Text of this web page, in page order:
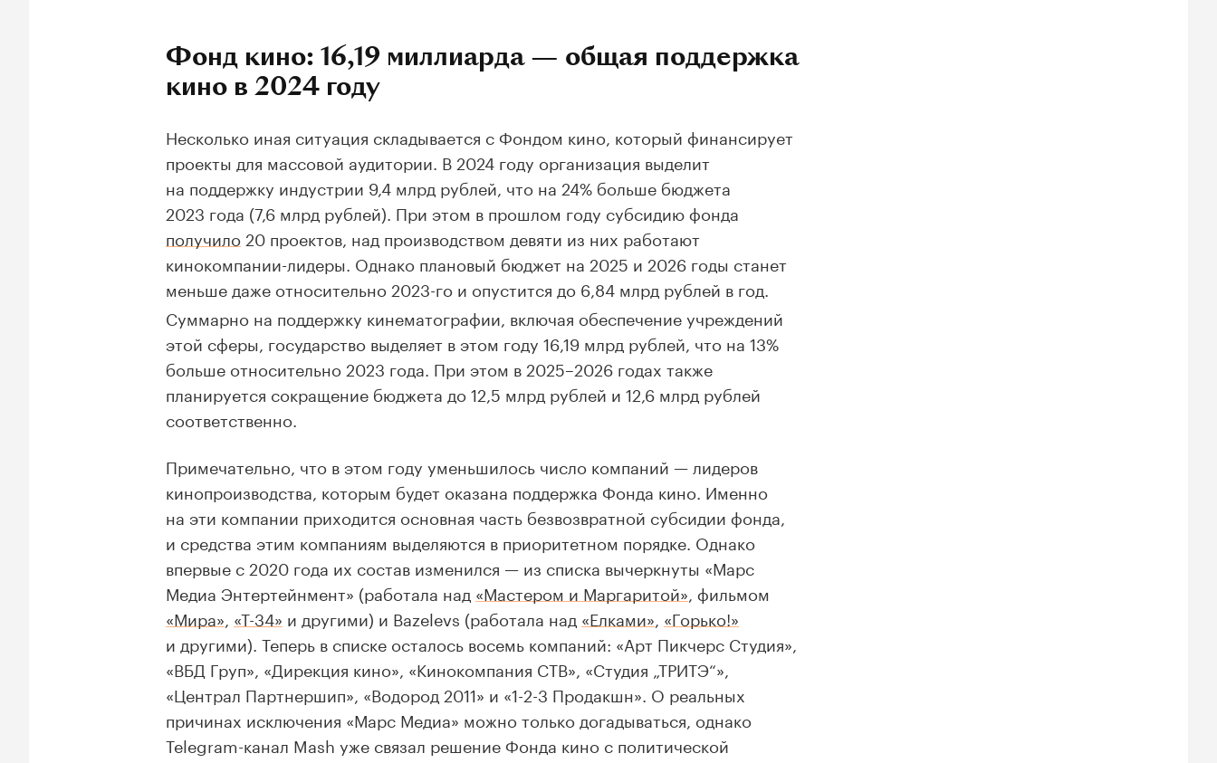
Фонд кино: 16,19 миллиарда — общая поддержка
кино в 2024 году
Несколько иная ситуация складывается с Фондом кино, который финансирует
проекты для массовой аудитории. В 2024 году организация выделит
на поддержку индустрии 9,4 млрд рублей, что на 24% больше бюджета
2023 года (7,6 млрд рублей). При этом в прошлом году субсидию фонда
получило 20 проектов, над производством девяти из них работают
кинокомпании-лидеры. Однако плановый бюджет на 2025 и 2026 годы станет
меньше даже относительно 2023-го и опустится до 6,84 млрд рублей в год.
Суммарно на поддержку кинематографии, включая обеспечение учреждений
этой сферы, государство выделяет в этом году 16,19 млрд рублей, что на 13%
больше относительно 2023 года. При этом в 2025–2026 годах также
планируется сокращение бюджета до 12,5 млрд рублей и 12,6 млрд рублей
соответственно.
Примечательно, что в этом году уменьшилось число компаний — лидеров
кинопроизводства, которым будет оказана поддержка Фонда кино. Именно
на эти компании приходится основная часть безвозвратной субсидии фонда,
и средства этим компаниям выделяются в приоритетном порядке. Однако
впервые с 2020 года их состав изменился — из списка вычеркнуты «Марс
Медиа Энтертейнмент» (работала над «Мастером и Маргаритой» , фильмом
«Мира» «Т-34» и другими) и Bazelevs (работала над «Елками» «Горько!»
и другими). Теперь в списке осталось восемь компаний: «Арт Пикчерс Студия»,
«ВБД Груп», «Дирекция кино», «Кинокомпания СТВ», «Студия „ТРИТЭ“»,
«Централ Партнершип», «Водород 2011» и «1-2-3 Продакшн». О реальных
причинах исключения «Марс Медиа» можно только догадываться, однако
Telegram-канал Mash уже связал решение Фонда кино с политической